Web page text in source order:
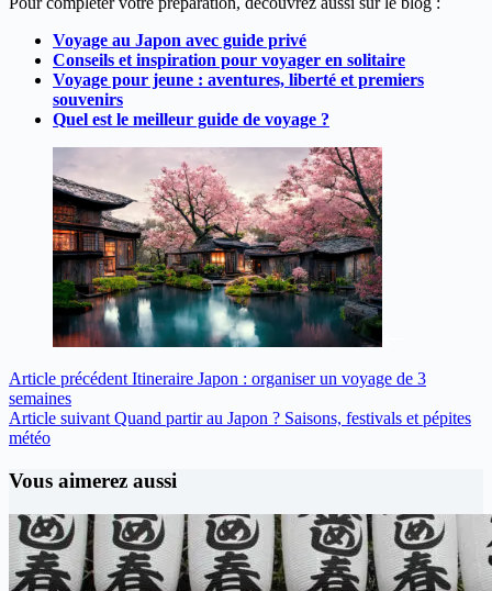
Voyage au Japon avec guide privé
Conseils et inspiration pour voyager en solitaire
Voyage pour jeune : aventures, liberté et premiers
souvenirs
Quel est le meilleur guide de voyage ?
Article précédent Itineraire Japon : organiser un voyage de 3
semaines
Article suivant Quand partir au Japon ? Saisons, festivals et pépites
météo
Vous aimerez aussi